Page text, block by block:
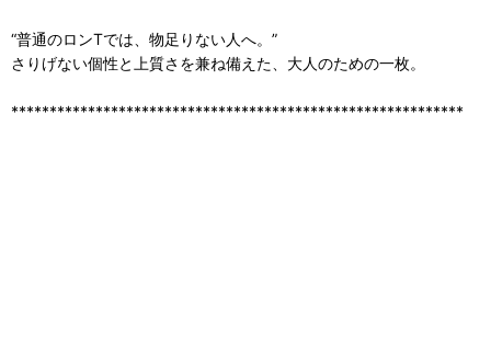
“普通のロンTでは、物足りない人へ。”
さりげない個性と上質さを兼ね備えた、大人のための一枚。
***********************************************************